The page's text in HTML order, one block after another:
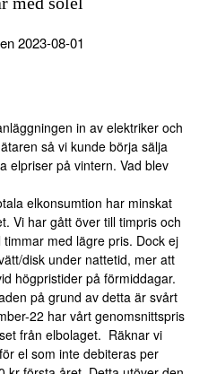
2023-08-01
in av elektriker och
så vi kunde börja sälja
elpriser på vintern. Vad blev
elkonsumtion har minskat
Vi har gått över till timpris och
med lägre pris. Dock ej
disk under nattetid, mer att
högpristider på förmiddagar.
på grund av detta är svårt
22 har vårt genomsnittspris
från elbolaget. Räknar vi
el som inte debiteras per